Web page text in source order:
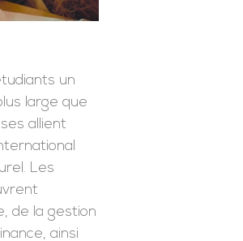
un
large que
allient
Les
de la gestion
ainsi